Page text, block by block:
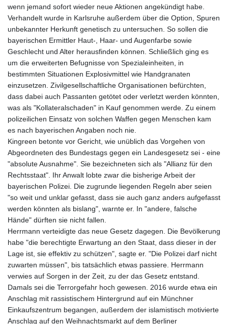
wenn jemand sofort wieder neue Aktionen angekündigt habe.
Verhandelt wurde in Karlsruhe außerdem über die Option, Spuren
unbekannter Herkunft genetisch zu untersuchen. So sollen die
bayerischen Ermittler Haut-, Haar- und Augenfarbe sowie
Geschlecht und Alter herausfinden können. Schließlich ging es
um die erweiterten Befugnisse von Spezialeinheiten, in
bestimmten Situationen Explosivmittel wie Handgranaten
einzusetzen. Zivilgesellschaftliche Organisationen befürchten,
dass dabei auch Passanten getötet oder verletzt werden könnten,
was als "Kollateralschaden" in Kauf genommen werde. Zu einem
polizeilichen Einsatz von solchen Waffen gegen Menschen kam
es nach bayerischen Angaben noch nie.
Kingreen betonte vor Gericht, wie unüblich das Vorgehen von
Abgeordneten des Bundestags gegen ein Landesgesetz sei - eine
"absolute Ausnahme". Sie bezeichneten sich als "Allianz für den
Rechtsstaat". Ihr Anwalt lobte zwar die bisherige Arbeit der
bayerischen Polizei. Die zugrunde liegenden Regeln aber seien
"so weit und unklar gefasst, dass sie auch ganz anders aufgefasst
werden könnten als bislang", warnte er. In "andere, falsche
Hände" dürften sie nicht fallen.
Herrmann verteidigte das neue Gesetz dagegen. Die Bevölkerung
habe "die berechtigte Erwartung an den Staat, dass dieser in der
Lage ist, sie effektiv zu schützen", sagte er. "Die Polizei darf nicht
zuwarten müssen", bis tatsächlich etwas passiere. Herrmann
verwies auf Sorgen in der Zeit, zu der das Gesetz entstand.
Damals sei die Terrorgefahr hoch gewesen. 2016 wurde etwa ein
Anschlag mit rassistischem Hintergrund auf ein Münchner
Einkaufszentrum begangen, außerdem der islamistisch motivierte
Anschlag auf den Weihnachtsmarkt auf dem Berliner